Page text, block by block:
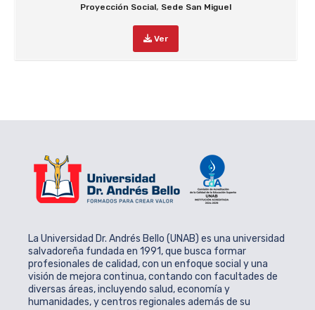
Proyección Social, Sede San Miguel
Ver
La Universidad Dr. Andrés Bello (UNAB) es una universidad
salvadoreña fundada en 1991, que busca formar
profesionales de calidad, con un enfoque social y una
visión de mejora continua, contando con facultades de
diversas áreas, incluyendo salud, economía y
humanidades, y centros regionales además de su